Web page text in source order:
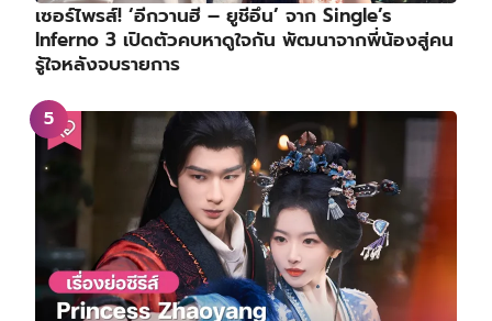
เซอร์ไพรส์! ‘อีกวานฮี – ยูชีอึน’ จาก Single’s
Inferno 3 เปิดตัวคบหาดูใจกัน พัฒนาจากพี่น้องสู่คน
รู้ใจหลังจบรายการ